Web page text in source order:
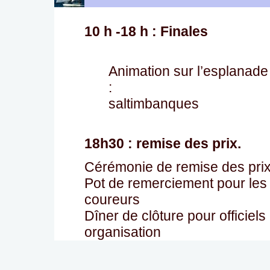
10 h -18 h : Finales
Animation sur l’esplanade
:
saltimbanques
18h30 : remise des prix.
Cérémonie de remise des
Pot de remerciement pour les
coureurs
Dîner de clôture pour officiels
organisation